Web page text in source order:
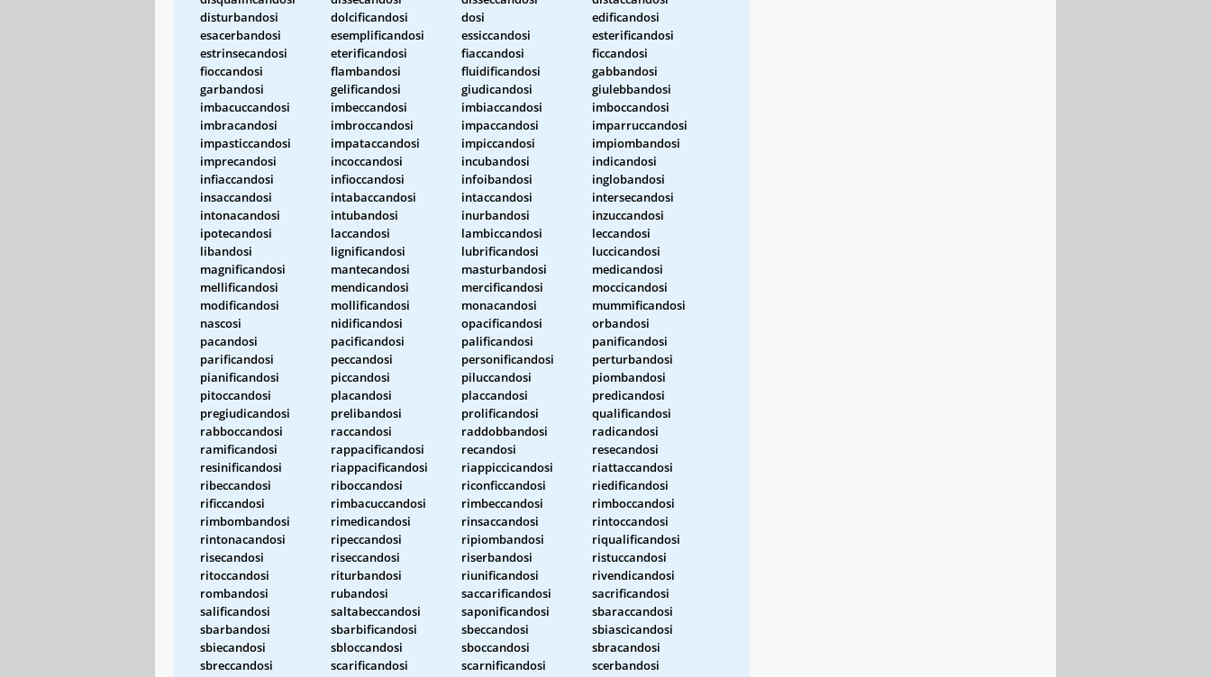
disturbandosi
dolcificandosi dosi
edificandosi
esacerbandosi
esemplificandosi essiccandosi
esterificandosi
estrinsecandosi
eterificandosi fiaccandosi
ficcandosi
fioccandosi
flambandosi fluidificandosi
gabbandosi
garbandosi
gelificandosi giudicandosi
giulebbandosi
imbacuccandosi
imbeccandosi imbiaccandosi
imboccandosi
imbracandosi
imbroccandosi impaccandosi
imparruccandosi
impasticcandosi
impataccandosi impiccandosi
impiombandosi
imprecandosi
incoccandosi incubandosi
indicandosi
infiaccandosi
infioccandosi infoibandosi
inglobandosi
insaccandosi
intabaccandosi intaccandosi
intersecandosi
intonacandosi
intubandosi inurbandosi
inzuccandosi
ipotecandosi
laccandosi lambiccandosi
leccandosi
libandosi
lignificandosi lubrificandosi
luccicandosi
magnificandosi
mantecandosi masturbandosi
medicandosi
mellificandosi
mendicandosi mercificandosi
moccicandosi
modificandosi
mollificandosi monacandosi
mummificandosi
nascosi
nidificandosi opacificandosi
orbandosi
pacandosi
pacificandosi palificandosi
panificandosi
parificandosi
peccandosi personificandosi
perturbandosi
pianificandosi
piccandosi piluccandosi
piombandosi
pitoccandosi
placandosi placcandosi
predicandosi
pregiudicandosi
prelibandosi prolificandosi
qualificandosi
rabboccandosi
raccandosi raddobbandosi
radicandosi
ramificandosi
rappacificandosi recandosi
resecandosi
resinificandosi
riappacificandosi riappiccicandosi
riattaccandosi
ribeccandosi
riboccandosi riconficcandosi
riedificandosi
rificcandosi
rimbacuccandosi rimbeccandosi
rimboccandosi
rimbombandosi
rimedicandosi rinsaccandosi
rintoccandosi
rintonacandosi
ripeccandosi ripiombandosi
riqualificandosi
risecandosi
riseccandosi riserbandosi
ristuccandosi
ritoccandosi
riturbandosi riunificandosi
rivendicandosi
rombandosi
rubandosi saccarificandosi
sacrificandosi
salificandosi
saltabeccandosi saponificandosi
sbaraccandosi
sbarbandosi
sbarbificandosi sbeccandosi
sbiascicandosi
sbiecandosi
sbloccandosi sboccandosi
sbracandosi
sbreccandosi
scarificandosi scarnificandosi
scerbandosi